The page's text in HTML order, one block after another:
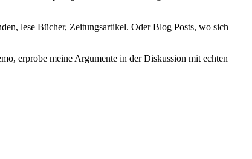
lese Bücher, Zeitungsartikel. Oder Blog Posts, wo sich
erprobe meine Argumente in der Diskussion mit echten